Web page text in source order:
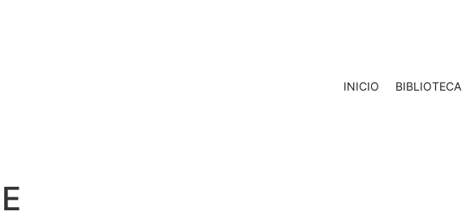
INICIO BIBLIOTECA